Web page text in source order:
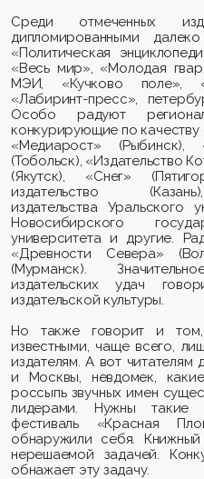
Среди отмеченных
дипломированными
«Политическая
«Весь мир», «Молодая
МЭИ, «Кучково поле»,
«Лабиринт-пресс»,
Особо радуют
конкурирующие по качеству
«Медиарост» (Рыбинск),
(Тобольск), «Издательство
(Якутск), «Снег»
издательство
издательства Уральского
Новосибирского
университета и другие.
«Древности Севера»
(Мурманск).
издательских удач
издательской культуры.
Но также говорит и
известными, чаще всего,
издателям. А вот читателям
и Москвы, невдомек,
россыпь звучных имен
лидерами. Нужны такие
фестиваль «Красная
обнаружили себя.
нерешаемой задачей.
обнажает эту задачу.